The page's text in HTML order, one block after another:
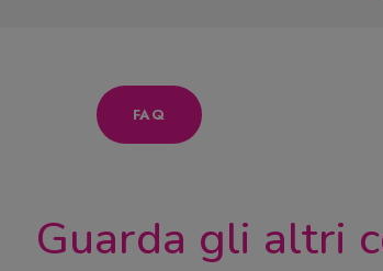
FAQ
Guarda gli altri